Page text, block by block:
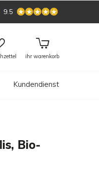
ihr warenkorb
Kundendienst
9.5
Bio-